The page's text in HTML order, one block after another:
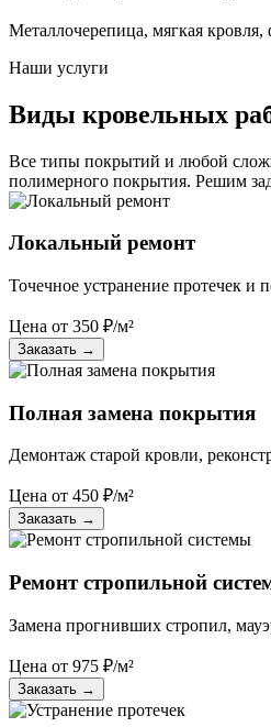
Металлочерепица, мягкая
Наши услуги
Виды кровельных
Все типы покрытий и любой
полимерного покрытия. Решим
Локальный ремонт
Точечное устранение протечек
Цена от 350 ₽/м²
Заказать →
Полная замена покрытия
Демонтаж старой кровли,
Цена от 450 ₽/м²
Заказать →
Ремонт стропильной
Замена прогнивших стропил,
Цена от 975 ₽/м²
Заказать →